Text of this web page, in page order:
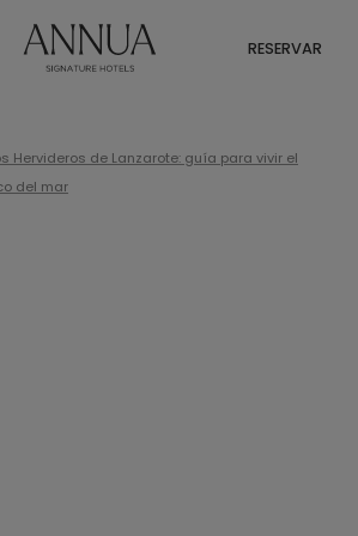
RESERVAR
Hervideros de Lanzarote: guía para vivir el
del mar